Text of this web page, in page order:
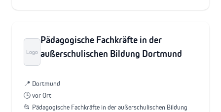
Logo
Pädagogische Fachkräfte in der
außerschulischen Bildung Dortmund
📍 Dortmund
🕒 vor Ort
📂 Pädagogische Fachkräfte in der außerschulischen Bildung